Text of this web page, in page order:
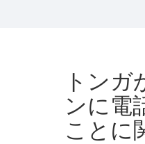
トンガ
ンに電
ことに